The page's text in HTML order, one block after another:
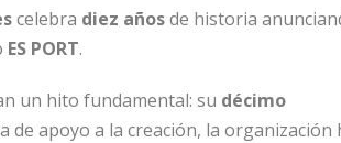
celebra diez añosde historia
ES PORT.
un hito fundamental: su décimo
de apoyo a la creación, la organización